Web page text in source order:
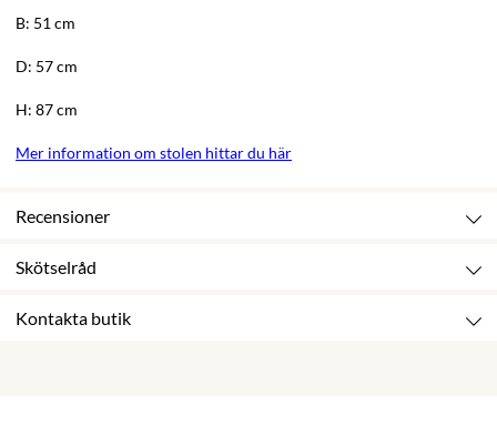
B: 51 cm
D: 57 cm
H: 87 cm
Mer information om stolen hittar du här
Recensioner
Skötselråd
Kontakta butik